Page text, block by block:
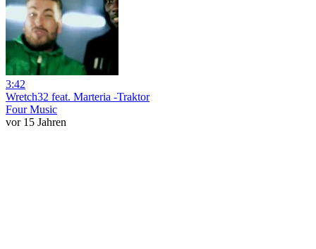
3:42
Wretch32 feat. Marteria -Traktor
Four Music
vor 15 Jahren